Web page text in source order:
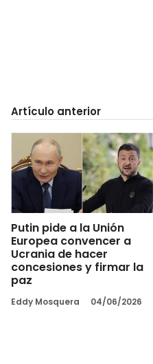
Artículo anterior
Putin pide a la Unión
Europea convencer a
Ucrania de hacer
concesiones y firmar la
paz
Eddy Mosquera 04/06/2026